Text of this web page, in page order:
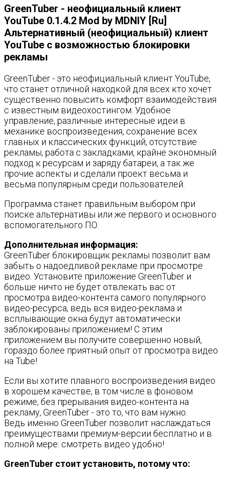
GreenTuber - неофициальный клиент
YouTube 0.1.4.2 Mod by MDNIY [Ru]
Альтернативный (неофициальный) клиент
YouTube с возможностью блокировки
рекламы
GreenTuber - это неофициальный клиент YouTube,
что станет отличной находкой для всех кто хочет
существенно повысить комфорт взаимодействия
с известным видеохостингом. Удобное
управление, различные интересные идеи в
механике воспроизведения, сохранение всех
главных и классических функций, отсутствие
рекламы, работа с закладками, крайне экономный
подход к ресурсам и заряду батареи, а так же
прочие аспекты и сделали проект весьма и
весьма популярным среди пользователей.
Программа станет правильным выбором при
поиске альтернативы или же первого и основного
вспомогательного ПО.
Дополнительная информация:
GreenTuber блокировщик рекламы позволит вам
забыть о надоедливой рекламе при просмотре
видео. Установите приложение GreenTuber и
больше ничто не будет отвлекать вас от
просмотра видео-контента самого популярного
видео-ресурса, ведь вся видео-реклама и
всплывающие окна будут автоматически
заблокированы приложением! С этим
приложением вы получите совершенно новый,
гораздо более приятный опыт от просмотра видео
на Tube!
Если вы хотите плавного воспроизведения видео
в хорошем качестве, в том числе в фоновом
режиме, без прерывания видео-контента на
рекламу, GreenTuber - это то, что вам нужно.
Ведь именно GreenTuber позволит наслаждаться
преимуществами премиум-версии бесплатно и в
полной мере: смотреть видео удобно!
GreenTuber стоит установить, потому что: